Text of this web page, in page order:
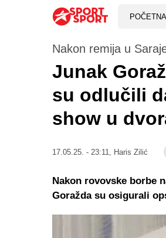
POČETNA
Nakon remija u
Junak
su odlučili
show u
17.05.25. - 23:11, Haris Zilić
Nakon rovovske borbe
Goražda su osigurali